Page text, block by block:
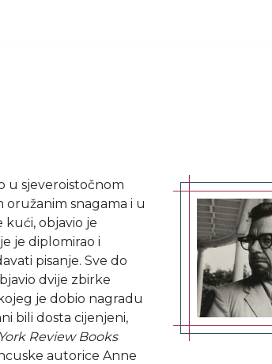
u sjeveroistočnom
oružanim snagama i u
kući, objavio je
je diplomirao i
pisanje. Sve do
dvije zbirke
je dobio nagradu
bili dosta cijenjeni,
Review Books
autorice Anne